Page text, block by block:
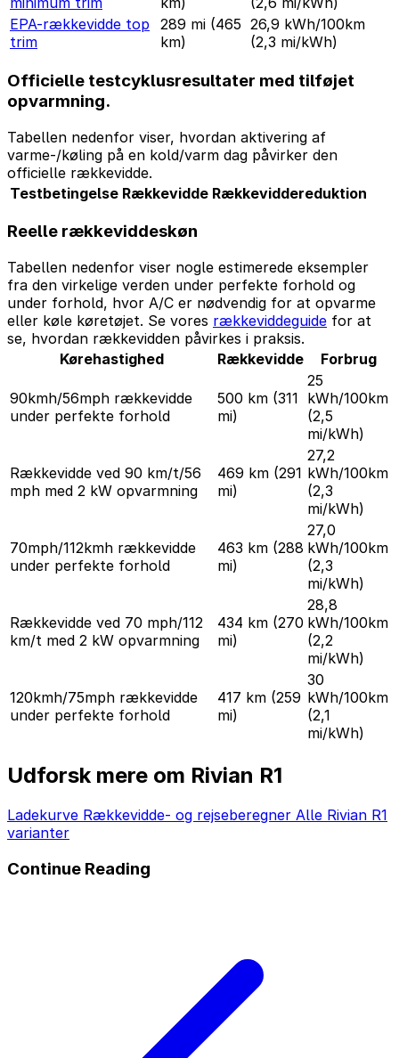
EPA-rækkevidde top
trim
289 mi (465
km)
26,9 kWh/100km
(2,3 mi/kWh)
Officielle testcyklusresultater med tilføjet
opvarmning.
Tabellen nedenfor viser, hvordan aktivering af
varme-/køling på en kold/varm dag påvirker den
officielle rækkevidde.
Testbetingelse Rækkevidde Rækkeviddereduktion
Reelle rækkeviddeskøn
Tabellen nedenfor viser nogle estimerede eksempler
fra den virkelige verden under perfekte forhold og
under forhold, hvor A/C er nødvendig for at opvarme
eller køle køretøjet. Se vores rækkeviddeguide for at
se, hvordan rækkevidden påvirkes i praksis.
Kørehastighed
Rækkevidde Forbrug
90kmh/56mph rækkevidde
under perfekte forhold
500 km (311
mi)
25
kWh/100km
(2,5
mi/kWh)
Rækkevidde ved 90 km/t/56
mph med 2 kW opvarmning
469 km (291
mi)
27,2
kWh/100km
(2,3
mi/kWh)
70mph/112kmh rækkevidde
under perfekte forhold
463 km (288
mi)
27,0
kWh/100km
(2,3
mi/kWh)
Rækkevidde ved 70 mph/112
km/t med 2 kW opvarmning
434 km (270
mi)
28,8
kWh/100km
(2,2
mi/kWh)
120kmh/75mph rækkevidde
under perfekte forhold
417 km (259
mi)
30
kWh/100km
(2,1
mi/kWh)
Udforsk mere om Rivian R1
Ladekurve Rækkevidde- og rejseberegner Alle Rivian R1
varianter
Continue Reading